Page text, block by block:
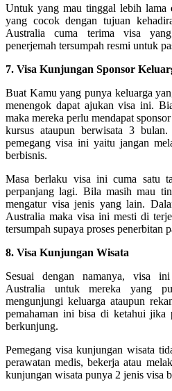
Untuk yang mau tinggal lebih lama
yang cocok dengan tujuan
Australia cuma terima visa
penerjemah tersumpah resmi untuk
7. Visa Kunjungan Sponsor
Buat Kamu yang punya keluarga
menengok dapat ajukan visa ini.
maka mereka perlu mendapat
kursus ataupun berwisata 3
pemegang visa ini yaitu jangan
berbisnis.
Masa berlaku visa ini cuma satu
perpanjang lagi. Bila masih mau
mengatur visa jenis yang lain.
Australia maka visa ini mesti di
tersumpah supaya proses penerbitan
8. Visa Kunjungan Wisata
Sesuai dengan namanya, visa
Australia untuk mereka yang
mengunjungi keluarga ataupun
pemahaman ini bisa di ketahui jika
berkunjung.
Pemegang visa kunjungan wisata
perawatan medis, bekerja atau
kunjungan wisata punya 2 jenis visa